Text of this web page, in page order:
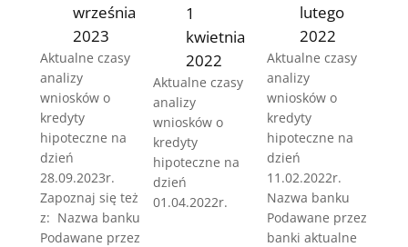
września
2023
Aktualne czasy
analizy
wniosków o
kredyty
hipoteczne na
dzień
28.09.2023r.
Zapoznaj się też
z: Nazwa banku
Podawane przez
1
kwietnia
2022
Aktualne czasy
analizy
wniosków o
kredyty
hipoteczne na
dzień
01.04.2022r.
lutego
2022
Aktualne czasy
analizy
wniosków o
kredyty
hipoteczne na
dzień
11.02.2022r.
Nazwa banku
Podawane przez
banki aktualne